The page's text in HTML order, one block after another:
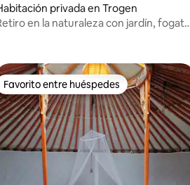
4.56 de 5, 25 reseñas
privada en Trogen
en la naturaleza con jardín, fogata
Favorito entre huéspedes
Favorito entre huéspedes